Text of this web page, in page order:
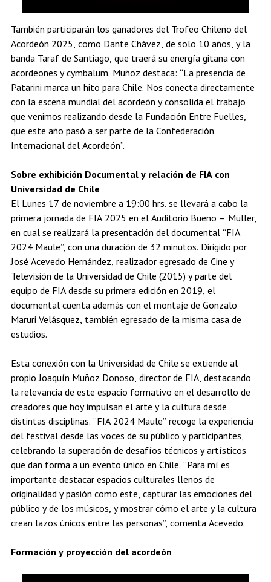
También participarán los ganadores del Trofeo Chileno del
Acordeón 2025, como Dante Chávez, de solo 10 años, y la
banda Taraf de Santiago, que traerá su energía gitana con
acordeones y cymbalum. Muñoz destaca: “La presencia de
Patarini marca un hito para Chile. Nos conecta directamente
con la escena mundial del acordeón y consolida el trabajo
que venimos realizando desde la Fundación Entre Fuelles,
que este año pasó a ser parte de la Confederación
Internacional del Acordeón”.
Sobre exhibición Documental y relación de FIA con
Universidad de Chile
El Lunes 17 de noviembre a 19:00 hrs. se llevará a cabo la
primera jornada de FIA 2025 en el Auditorio Bueno – Müller,
en cual se realizará la presentación del documental “FIA
2024 Maule”, con una duración de 32 minutos. Dirigido por
José Acevedo Hernández, realizador egresado de Cine y
Televisión de la Universidad de Chile (2015) y parte del
equipo de FIA desde su primera edición en 2019, el
documental cuenta además con el montaje de Gonzalo
Maruri Velásquez, también egresado de la misma casa de
estudios.
Esta conexión con la Universidad de Chile se extiende al
propio Joaquín Muñoz Donoso, director de FIA, destacando
la relevancia de este espacio formativo en el desarrollo de
creadores que hoy impulsan el arte y la cultura desde
distintas disciplinas. “FIA 2024 Maule” recoge la experiencia
del festival desde las voces de su público y participantes,
celebrando la superación de desafíos técnicos y artísticos
que dan forma a un evento único en Chile. “Para mí es
importante destacar espacios culturales llenos de
originalidad y pasión como este, capturar las emociones del
público y de los músicos, y mostrar cómo el arte y la cultura
crean lazos únicos entre las personas”, comenta Acevedo.
Formación y proyección del acordeón